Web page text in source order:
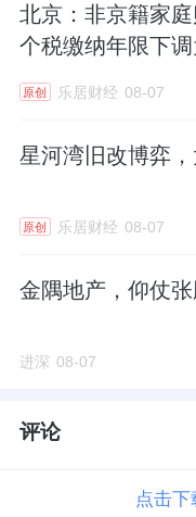
北京：非京籍家
个税缴纳年限下
原创 乐居财经 08-07
星河湾旧改博弈
原创 乐居财经 08-07
金隅地产，仰仗张
进深 08-07
评论
点击下